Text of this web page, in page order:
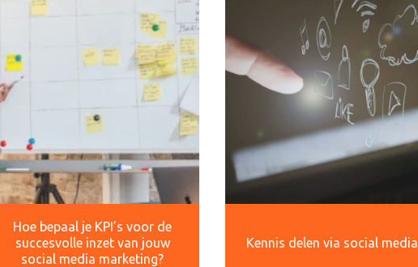
Hoe bepaal je KPI’s voor de
succesvolle inzet van jouw
social media marketing?
Kennis delen via social media